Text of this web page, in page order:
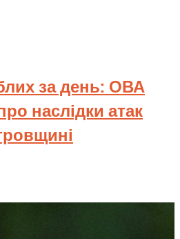
за день: ОВА
наслідки атак